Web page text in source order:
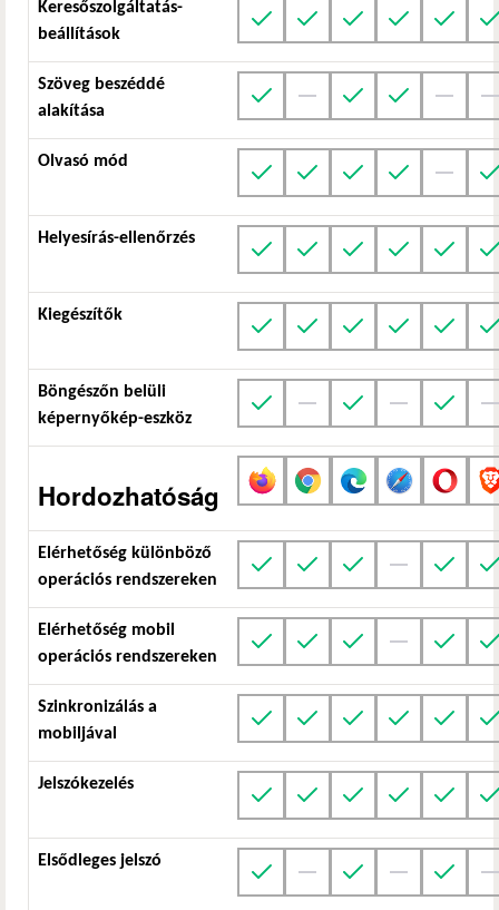
Keresőszolgáltatás-
beállítások
Szöveg beszéddé
alakítása
Olvasó mód
Helyesírás-ellenőrzés
Kiegészítők
Böngészőn belüli
képernyőkép-eszköz
Hordozhatóság
Elérhetőség különböző
operációs rendszereken
Elérhetőség mobil
operációs rendszereken
Szinkronizálás a
mobiljával
Jelszókezelés
Elsődleges jelszó